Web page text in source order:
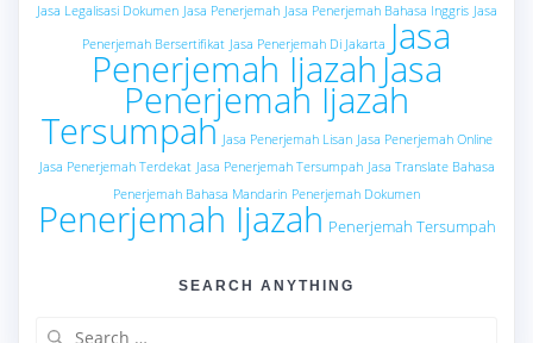
Jasa Legalisasi Dokumen Jasa Penerjemah Jasa Penerjemah Bahasa Inggris Jasa
Penerjemah Bersertifikat Jasa Penerjemah Di Jakarta Jasa
Penerjemah Ijazah Jasa
Penerjemah Ijazah
Tersumpah Jasa Penerjemah Lisan Jasa Penerjemah Online
Jasa Penerjemah Terdekat Jasa Penerjemah Tersumpah Jasa Translate Bahasa
Penerjemah Bahasa Mandarin Penerjemah Dokumen
Penerjemah Ijazah Penerjemah Tersumpah
SEARCH ANYTHING